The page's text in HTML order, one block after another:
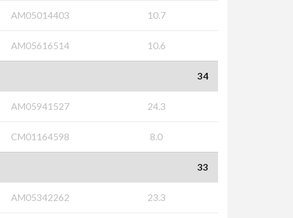
AM05014403 10.7
AM05616514 10.6
34
AM05941527 24.3
CM01164598 8.0
33
AM05342262 23.3